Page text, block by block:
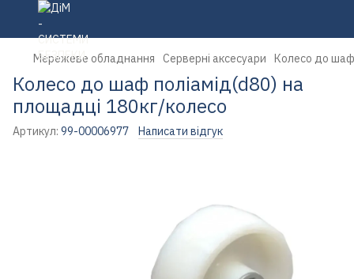
Мережеве обладнання Серверні аксесуари Колесо до шаф
Колесо до шаф поліамід(d80) на
площадці 180кг/колесо
Артикул: 99-00006977 Написати відгук